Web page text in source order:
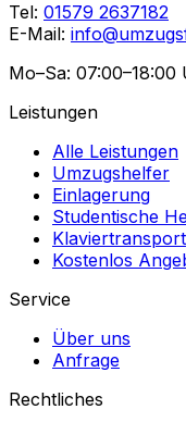
Tel: 01579 2637182
E-Mail:
Mo–Sa: 07:00–18:00
Leistungen
Alle Leistungen
Umzugshelfer
Einlagerung
Studentische
Klaviertransport
Kostenlos
Service
Über uns
Anfrage
Rechtliches